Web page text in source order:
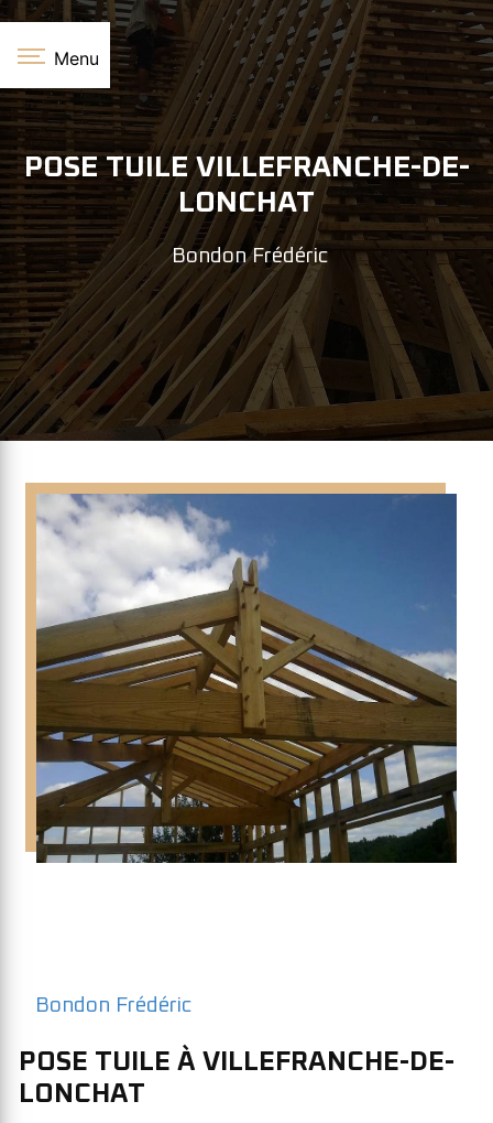
Menu
POSE TUILE VILLEFRANCHE-DE-
LONCHAT
Bondon Frédéric
Bondon Frédéric
POSE TUILE À VILLEFRANCHE-DE-
LONCHAT
Panneau de gestion des cookies